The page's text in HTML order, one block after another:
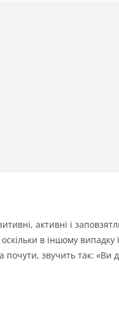
активні і
оскільки в іншому
почути, звучить так: «Ви